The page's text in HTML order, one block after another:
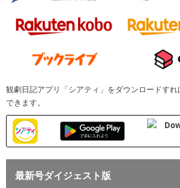
観劇日記アプリ「シアティ」をダウンロードす
できます。
最新号ダイジェスト版